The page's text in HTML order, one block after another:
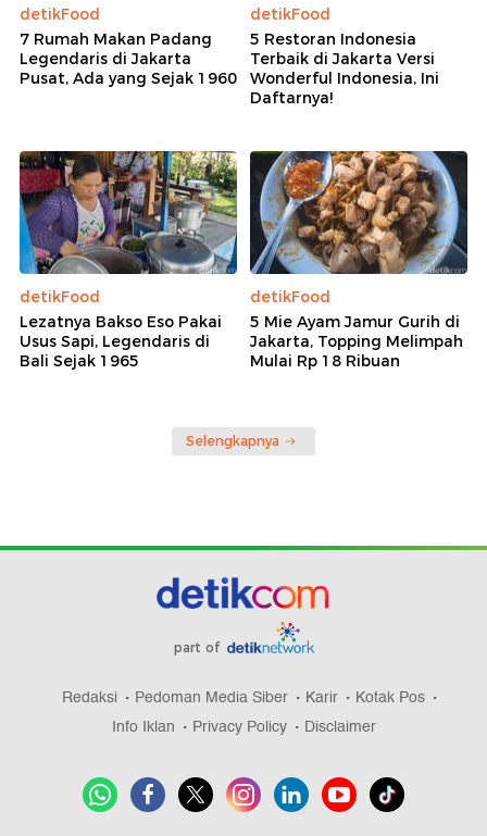
detikFood
7 Rumah Makan Padang
Legendaris di Jakarta
Pusat, Ada yang Sejak 1960
detikFood
5 Restoran Indonesia
Terbaik di Jakarta Versi
Wonderful Indonesia, Ini
Daftarnya!
detikFood
Lezatnya Bakso Eso Pakai
Usus Sapi, Legendaris di
Bali Sejak 1965
detikFood
5 Mie Ayam Jamur Gurih di
Jakarta, Topping Melimpah
Mulai Rp 18 Ribuan
Selengkapnya
part of
Redaksi Pedoman Media Siber Karir
Kotak Pos
Info Iklan
Privacy Policy Disclaimer